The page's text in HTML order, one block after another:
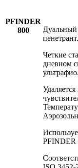
PFINDER
800
пенетрант.
Четкие
дневном
PFINDER